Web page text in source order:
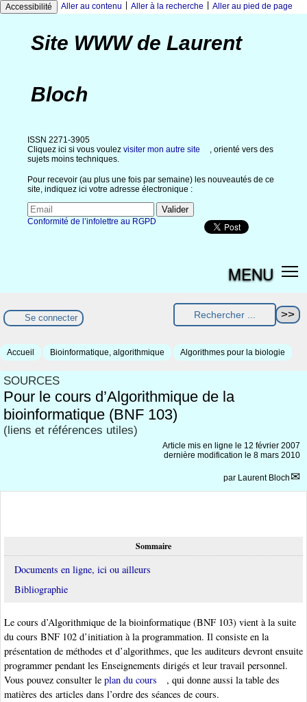
Accessibilité Aller au contenu Aller à la recherche Aller au pied de page
Site WWW de Laurent
Bloch
ISSN 2271-3905
Cliquez ici si vous voulez visiter mon autre site
, orienté vers des
sujets moins techniques.
Pour recevoir (au plus une fois par semaine) les nouveautés de ce
site, indiquez ici votre adresse électronique :
Conformité de l’infolettre au RGPD
MENU
Se connecter
Accueil Bioinformatique, algorithmique Algorithmes pour la biologie
SOURCES
Pour le cours d’Algorithmique de la
bioinformatique (BNF 103)
(liens et références utiles)
Article mis en ligne le 12 février 2007
dernière modification le 8 mars 2010
par Laurent Bloch
Sommaire
Documents en ligne, ici ou ailleurs
Bibliographie
Le cours d’Algorithmique de la bioinformatique (BNF 103) vient à la suite
du cours BNF 102 d’initiation à la programmation. Il consiste en la
présentation de méthodes et d’algorithmes, que les auditeurs devront ensuite
programmer pendant les Enseignements dirigés et leur travail personnel.
Vous pouvez consulter le plan du cours
, qui donne aussi la table des
matières des articles dans l’ordre des séances de cours.